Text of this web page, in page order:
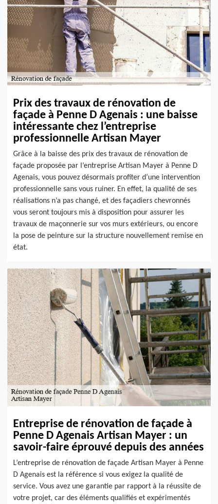
Prix des travaux de rénovation de
façade à Penne D Agenais : une baisse
intéressante chez l’entreprise
professionnelle Artisan Mayer
Grâce à la baisse des prix des travaux de rénovation de
façade proposée par l’entreprise Artisan Mayer à Penne D
Agenais, vous pouvez désormais profiter d’une intervention
professionnelle sans vous ruiner. En effet, la qualité de ses
réalisations n’a pas changé, et des façadiers chevronnés
vous seront toujours mis à disposition pour assurer les
travaux de maçonnerie sur vos murs extérieurs, ou encore
la pose de peinture sur la structure nouvellement remise en
état.
Entreprise de rénovation de façade à
Penne D Agenais Artisan Mayer : un
savoir-faire éprouvé depuis des années
L’entreprise de rénovation de façade Artisan Mayer à Penne
D Agenais est la référence si vous exigez la qualité de
service. Vous avez une garantie par rapport à la réussite de
votre projet, car des éléments qualifiés et expérimentés